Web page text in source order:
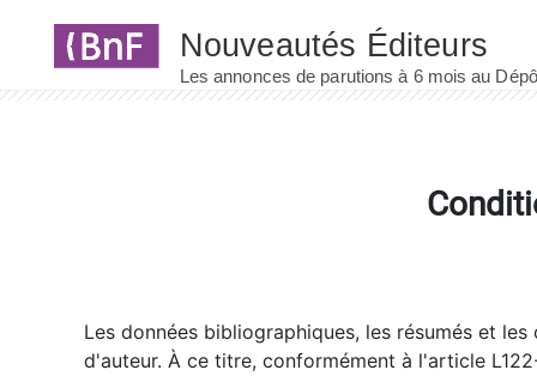
Les données bibliographiques, les résumés et
d'auteur. À ce titre, conformément à l'article